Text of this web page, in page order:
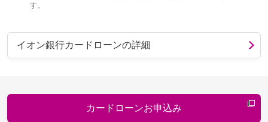
す。
イオン銀行カードローンの詳細
カードローンお申込み